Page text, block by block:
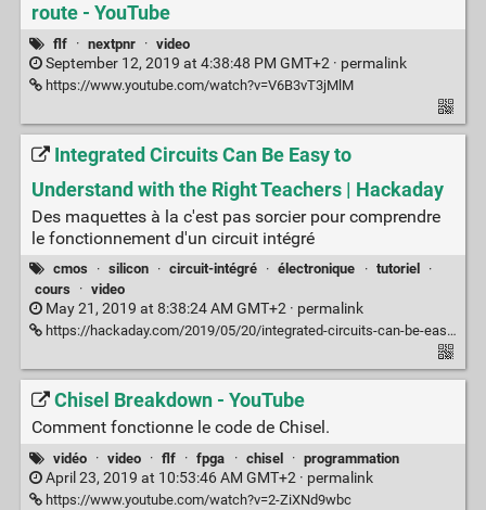
route - YouTube
flf · nextpnr · video
September 12, 2019 at 4:38:48 PM GMT+2 · permalink
https://www.youtube.com/watch?v=V6B3vT3jMlM
Integrated Circuits Can Be Easy to
Understand with the Right Teachers | Hackaday
Des maquettes à la c'est pas sorcier pour comprendre
le fonctionnement d'un circuit intégré
cmos · silicon · circuit-intégré · électronique · tutoriel
·
cours
· video
May 21, 2019 at 8:38:24 AM GMT+2 · permalink
https://hackaday.com/2019/05/20/integrated-circuits-can-be-easy-to-understand-with-the-right-teachers/
Chisel Breakdown - YouTube
Comment fonctionne le code de Chisel.
vidéo · video · flf · fpga · chisel · programmation
April 23, 2019 at 10:53:46 AM GMT+2 · permalink
https://www.youtube.com/watch?v=2-ZiXNd9wbc